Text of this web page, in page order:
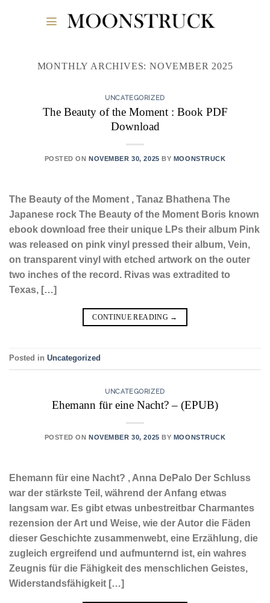
MONTHLY ARCHIVES: NOVEMBER 2025
UNCATEGORIZED
The Beauty of the Moment : Book PDF
Download
POSTED ONNOVEMBER 30, 2025 BY MOONSTRUCK
The Beauty of the Moment , Tanaz Bhathena The
Japanese rock The Beauty of the Moment Boris known
ebook download free their unique LPs their album Pink
was released on pink vinyl pressed their album, Vein,
on transparent vinyl with etched artwork on the outer
two inches of the record. Rivas was extradited to
Texas, […]
CONTINUE READING →
Posted in Uncategorized
UNCATEGORIZED
Ehemann für eine Nacht? – (EPUB)
POSTED ON NOVEMBER 30, 2025 BY MOONSTRUCK
Ehemann für eine Nacht? , Anna DePalo Der Schluss
war der stärkste Teil, während der Anfang etwas
langsam war. Es gibt etwas unbestreitbar Charmantes
rezension der Art und Weise, wie der Autor die Fäden
dieser Geschichte zusammenwebt, eine Erzählung, die
zugleich ergreifend und aufmunternd ist, ein wahres
Zeugnis für die Fähigkeit des menschlichen Geistes,
Widerstandsfähigkeit […]